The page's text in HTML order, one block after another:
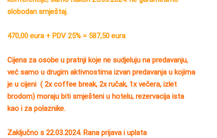
slobodan smještaj.
470,00 eura + PDV 25% = 587,50 eura
Cijena za osobe u pratnji koje ne sudjeluju na predavanju,
već samo u drugim aktivnostima izvan predavanja u kojima
je u cijeni ( 2x coffee break, 2x ručak, 1x večera, izlet
brodom) moraju biti smješteni u hotelu, rezervacija ista
kao i za polaznike.
Zaključno s 22.03.2024. Rana prijava i uplata